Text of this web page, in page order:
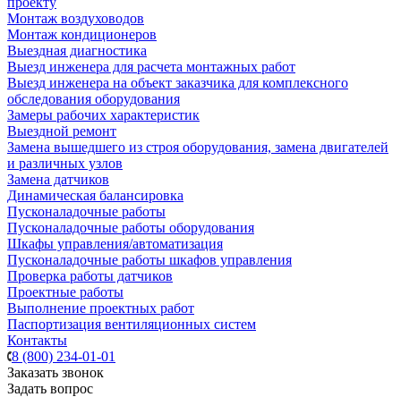
Монтаж воздуховодов
Монтаж кондиционеров
Выездная диагностика
Выезд инженера для расчета монтажных работ
Выезд инженера на объект заказчика для комплексного
обследования оборудования
Замеры рабочих характеристик
Выездной ремонт
Замена вышедшего из строя оборудования, замена двигателей
и различных узлов
Замена датчиков
Динамическая балансировка
Пусконаладочные работы
Пусконаладочные работы оборудования
Шкафы управления/автоматизация
Пусконаладочные работы шкафов управления
Проверка работы датчиков
Проектные работы
Выполнение проектных работ
Паспортизация вентиляционных систем
Контакты
8 (800) 234-01-01
Заказать звонок
Задать вопрос